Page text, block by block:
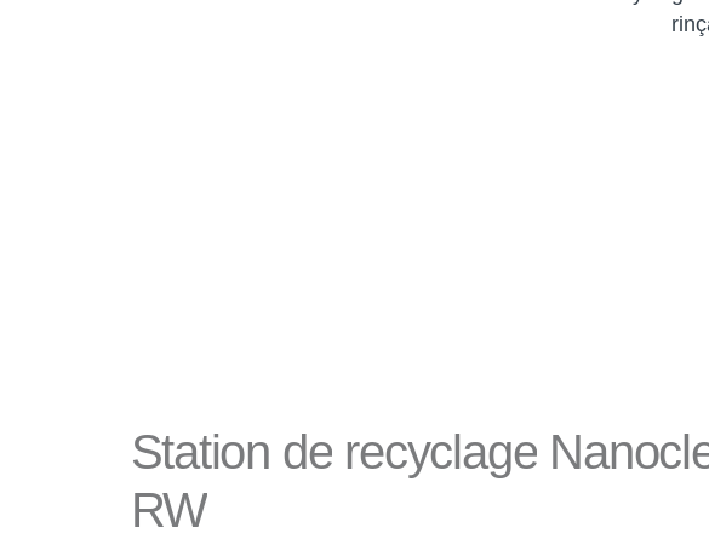
Station de recyclage
RW